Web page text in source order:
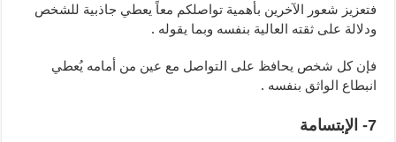
فتعزيز شعور الآخرين بأهمية تواصلكم معاً يعطي جاذبية للشخص
ودلالة على ثقته العالية بنفسه وبما يقوله .
فإن كل شخص يحافظ على التواصل مع عين من أمامه يُعطي
انبطاع الواثق بنفسه .
7- الإبتسامة